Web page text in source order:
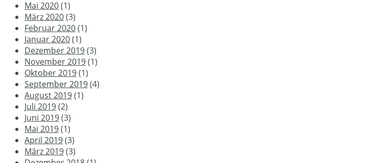
Mai 2020(1)
März 2020(3)
Februar 2020(1)
Januar 2020(1)
Dezember 2019(3)
November 2019(1)
Oktober 2019(1)
September 2019(4)
August 2019(1)
Juli 2019(2)
Juni 2019(3)
Mai 2019(1)
April 2019(3)
März 2019(3)